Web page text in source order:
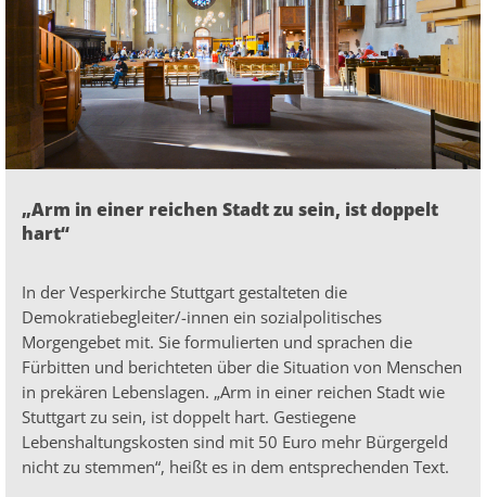
„Arm in einer reichen Stadt zu sein, ist doppelt
hart“
In der Vesperkirche Stuttgart gestalteten die
Demokratiebegleiter/-innen ein sozialpolitisches
Morgengebet mit. Sie formulierten und sprachen die
Fürbitten und berichteten über die Situation von Menschen
in prekären Lebenslagen. „Arm in einer reichen Stadt wie
Stuttgart zu sein, ist doppelt hart. Gestiegene
Lebenshaltungskosten sind mit 50 Euro mehr Bürgergeld
nicht zu stemmen“, heißt es in dem entsprechenden Text.